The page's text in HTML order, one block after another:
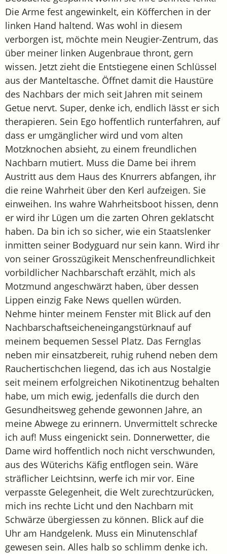
Die Arme fest angewinkelt, ein Köfferchen in der
linken Hand haltend. Was wohl in diesem
verborgen ist, möchte mein Neugier-Zentrum, das
über meiner linken Augenbraue thront, gern
wissen. Jetzt zieht die Entstiegene einen Schlüssel
aus der Manteltasche. Öffnet damit die Haustüre
des Nachbars der mich seit Jahren mit seinem
Getue nervt. Super, denke ich, endlich lässt er sich
therapieren. Sein Ego hoffentlich runterfahren, auf
dass er umgänglicher wird und vom alten
Motzknochen absieht, zu einem freundlichen
Nachbarn mutiert. Muss die Dame bei ihrem
Austritt aus dem Haus des Knurrers abfangen, ihr
die reine Wahrheit über den Kerl aufzeigen. Sie
einweihen. Ins wahre Wahrheitsboot hissen, denn
er wird ihr Lügen um die zarten Ohren geklatscht
haben. Da bin ich so sicher, wie ein Staatslenker
inmitten seiner Bodyguard nur sein kann. Wird ihr
von seiner Grosszügikeit Menschenfreundlichkeit
vorbildlicher Nachbarschaft erzählt, mich als
Motzmund angeschwärzt haben, über dessen
Lippen einzig Fake News quellen würden.
Nehme hinter meinem Fenster mit Blick auf den
Nachbarschaftseicheneingangstürknauf auf
meinem bequemen Sessel Platz. Das Fernglas
neben mir einsatzbereit, ruhig ruhend neben dem
Rauchertischchen liegend, das ich aus Nostalgie
seit meinem erfolgreichen Nikotinentzug behalten
habe, um mich ewig, jedenfalls die durch den
Gesundheitsweg gehende gewonnen Jahre, an
meine Abwege zu erinnern. Unvermittelt schrecke
ich auf! Muss eingenickt sein. Donnerwetter, die
Dame wird hoffentlich noch nicht verschwunden,
aus des Wüterichs Käfig entflogen sein. Wäre
sträflicher Leichtsinn, werfe ich mir vor. Eine
verpasste Gelegenheit, die Welt zurechtzurücken,
mich ins rechte Licht und den Nachbarn mit
Schwärze übergiessen zu können. Blick auf die
Uhr am Handgelenk. Muss ein Minutenschlaf
gewesen sein. Alles halb so schlimm denke ich.